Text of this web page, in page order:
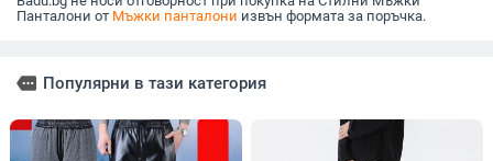
Панталони от Мъжки панталони извън формата за поръчка.
more Популярни в тази категория